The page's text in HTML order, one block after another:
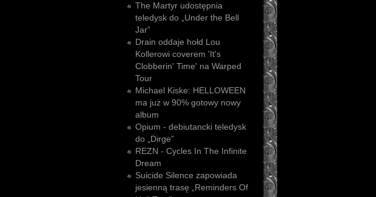
The Martyr udostępnia
teledysk do „Under the Bell
Jar”
Drain oddaje hołd Lou
Kollerowi coverem 'It's
Clobberin' Time' na Warped
Tour
Michael Kiske: HELLOWEEN
ma już w 90% gotowy nowy
album
Opium - debiutancki teledysk
do „Dirge”
REZN - Cycles In The Infinite
Dream
Suicide Silence zapowiada
jesienną trasę „Reminders Of